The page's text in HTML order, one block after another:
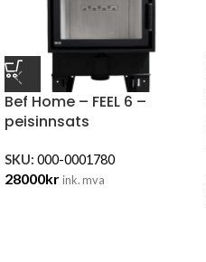
Bef Home – FEEL 6 –
peisinnsats
SKU: 000-0001780
28000krink. mva